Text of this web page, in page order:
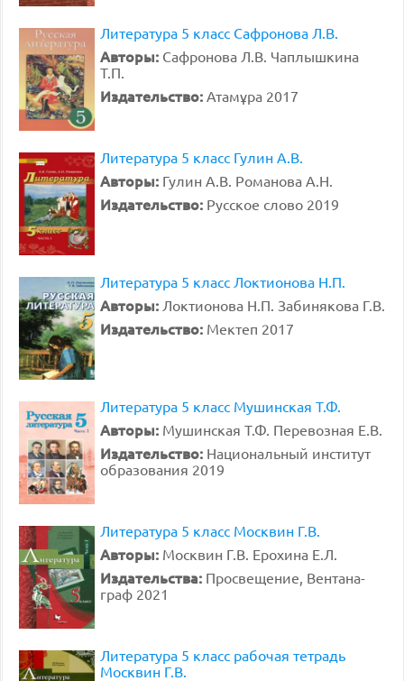
Литература 5 класс Сафронова Л.В.
Авторы: Сафронова Л.В. Чаплышкина
Т.П.
Издательство: Атамұра 2017
Литература 5 класс Гулин А.В.
Авторы: Гулин А.В. Романова А.Н.
Издательство: Русское слово 2019
Литература 5 класс Локтионова Н.П.
Авторы: Локтионова Н.П. Забинякова Г.В.
Издательство: Мектеп 2017
Литература 5 класс Мушинская Т.Ф.
Авторы: Мушинская Т.Ф. Перевозная Е.В.
Издательство: Национальный институт
образования 2019
Литература 5 класс Москвин Г.В.
Авторы: Москвин Г.В. Ерохина Е.Л.
Издательства: Просвещение, Вентана-
граф 2021
Литература 5 класс рабочая тетрадь
Москвин Г.В.